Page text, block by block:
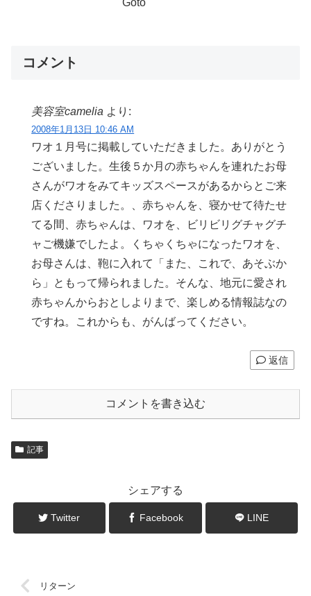
Goto
コメント
美容室camelia より:
2008年1月13日 10:46 AM
ワオ１月号に掲載していただきました。ありがとう
ございました。生後５か月の赤ちゃんを連れたお母
さんがワオをみてキッズスペースがあるからとご来
店くださりました。、赤ちゃんを、寝かせて待たせ
てる間、赤ちゃんは、ワオを、ビリビリグチャグチ
ャご機嫌でしたよ。くちゃくちゃになったワオを、
お母さんは、鞄に入れて「また、これで、あそぶか
ら」ともって帰られました。そんな、地元に愛され
赤ちゃんからおとしよりまで、楽しめる情報誌なの
ですね。これからも、がんばってください。
返信
コメントを書き込む
記事
シェアする
Twitter Facebook LINE
リターン